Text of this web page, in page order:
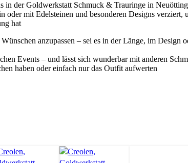
der Goldwerkstatt Schmuck & Trauringe in
mit Edelsteinen und besonderen Designs
hat
anzupassen – sei es in der Länge, im Design
Events – und lässt sich wunderbar mit anderen
haben oder einfach nur das Outfit aufwerten